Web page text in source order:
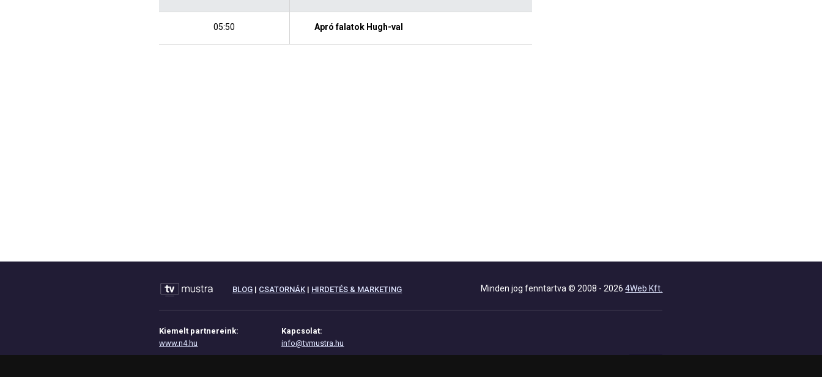
05:50 Apró falatok Hugh-val
BLOG | CSATORNÁK | HIRDETÉS & MARKETING Minden jog fenntartva © 2008 - 20264Web Kft.
Kiemelt partnereink:
www.n4.hu
Kapcsolat:
info@tvmustra.hu